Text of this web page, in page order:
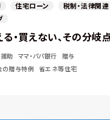
住宅ローン
税制・法律関連
・買えない、その分岐
助 ママ・パパ銀行
贈与
の贈与特例
省エネ等住宅